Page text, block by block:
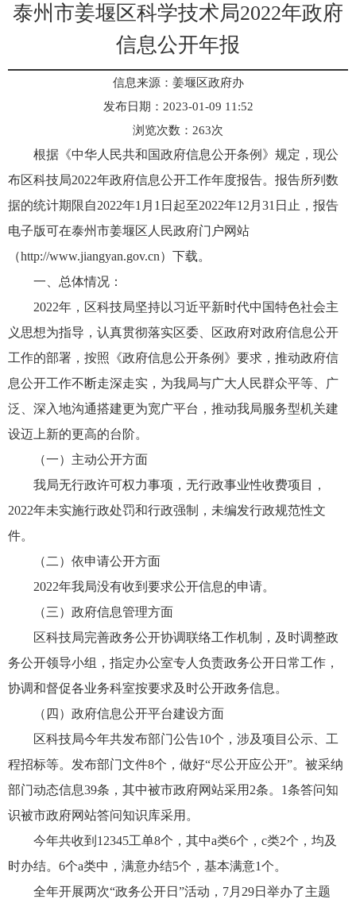
泰州市姜堰区科学技术局2022年政府
信息公开年报
信息来源：姜堰区政府办
发布日期：2023-01-09 11:52
浏览次数： 263次
根据《中华人民共和国政府信息公开条例》规定，现公
布区科技局2022年政府信息公开工作年度报告。报告所列数
据的统计期限自2022年1月1日起至2022年12月31日止，报告
电子版可在泰州市姜堰区人民政府门户网站
（http://www.jiangyan.gov.cn）下载。
一、总体情况：
2022年，区科技局坚持以习近平新时代中国特色社会主
义思想为指导，认真贯彻落实区委、区政府对政府信息公开
工作的部署，按照《政府信息公开条例》要求，推动政府信
息公开工作不断走深走实，为我局与广大人民群众平等、广
泛、深入地沟通搭建更为宽广平台，推动我局服务型机关建
设迈上新的更高的台阶。
（一）主动公开方面
我局无行政许可权力事项，无行政事业性收费项目，
2022年未实施行政处罚和行政强制，未编发行政规范性文
件。
（二）依申请公开方面
2022年我局没有收到要求公开信息的申请。
（三）政府信息管理方面
区科技局完善政务公开协调联络工作机制，及时调整政
务公开领导小组，指定办公室专人负责政务公开日常工作，
协调和督促各业务科室按要求及时公开政务信息。
（四）政府信息公开平台建设方面
区科技局今年共发布部门公告10个，涉及项目公示、工
程招标等。发布部门文件8个，做好“尽公开应公开”。被采纳
部门动态信息39条，其中被市政府网站采用2条。1条答问知
识被市政府网站答问知识库采用。
今年共收到12345工单8个，其中a类6个，c类2个，均及
时办结。6个a类中，满意办结5个，基本满意1个。
全年开展两次“政务公开日”活动，7月29日举办了主题